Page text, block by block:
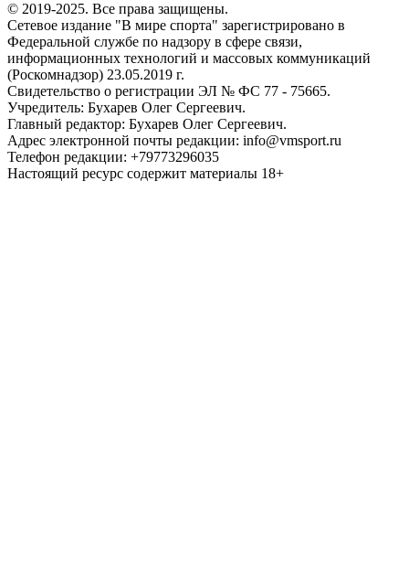
© 2019-2025. Все права защищены.
Сетевое издание "В мире спорта" зарегистрировано в
Федеральной службе по надзору в сфере связи,
информационных технологий и массовых коммуникаций
(Роскомнадзор) 23.05.2019 г.
Свидетельство о регистрации ЭЛ № ФС 77 - 75665.
Учредитель: Бухарев Олег Сергеевич.
Главный редактор: Бухарев Олег Сергеевич.
Адрес электронной почты редакции: info@vmsport.ru
Телефон редакции: +79773296035
Настоящий ресурс содержит материалы 18+